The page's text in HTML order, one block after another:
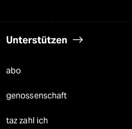
Unterstützen
abo
genossenschaft
taz zahl ich